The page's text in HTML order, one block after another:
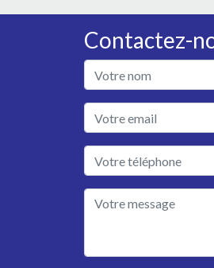
Contactez-